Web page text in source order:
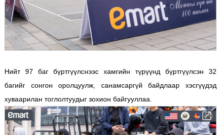
Нийт 97 баг бүртгүүлснээс хамгийн түрүүнд бүртгүүлсэн 32
багийг сонгон оролцуулж, санамсаргүй байдлаар хэсгүүдэд
хуваарилан тоглолтуудыг зохион байгууллаа.